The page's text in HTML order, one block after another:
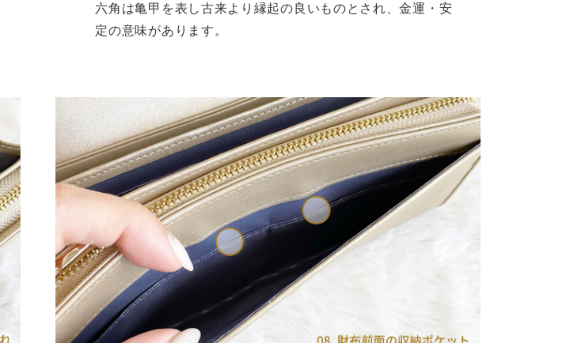
六角は亀甲を表し古来より縁起の良いものとされ、金運・安
定の意味があります。